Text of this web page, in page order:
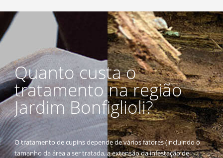
Quanto custa o
tratamento na região
Jardim Bonfiglioli?
O tratamento de cupins depende de vários fatores (incluindo o
tamanho da área a ser tratada, a extensão da infestação de